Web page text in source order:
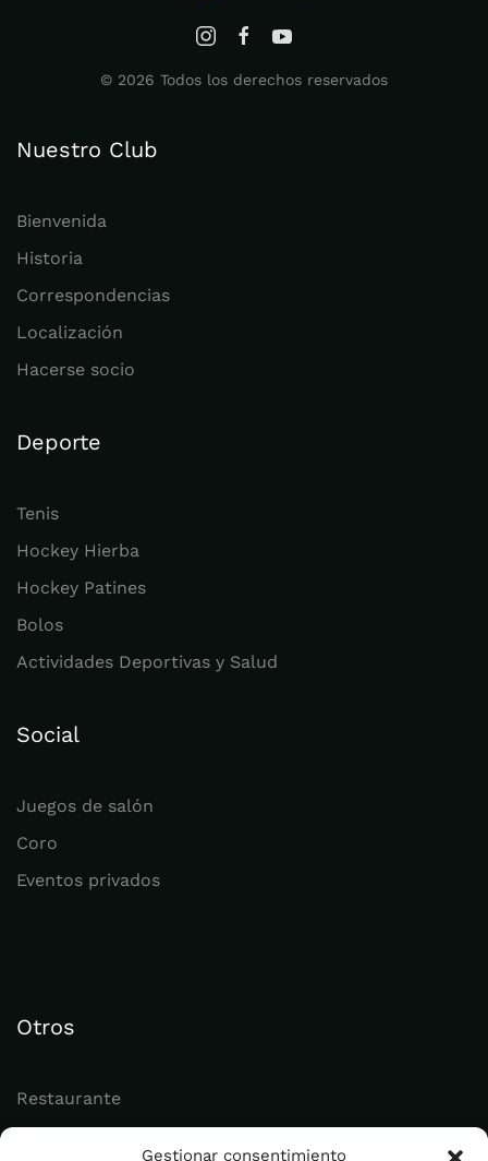
Gestionar consentimiento
© 2026 Todos los derechos reservados
Nuestro Club
Bienvenida
Historia
Correspondencias
Localización
Hacerse socio
Deporte
Tenis
Hockey Hierba
Hockey Patines
Bolos
Actividades Deportivas y Salud
Social
Juegos de salón
Coro
Eventos privados
Otros
Restaurante